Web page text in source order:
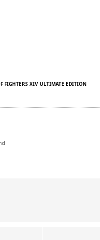
FIGHTERS XIV ULTIMATE EDITION